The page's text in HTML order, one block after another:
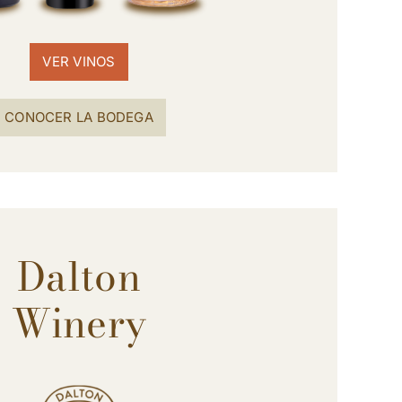
VER VINOS
CONOCER LA BODEGA
Dalton
Winery